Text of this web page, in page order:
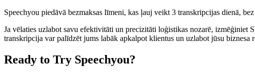
Speechyou piedāvā bezmaksas līmeni, kas ļauj veikt 3 transkripcijas dienā,
Ja vēlaties uzlabot savu efektivitāti un precizitāti loģistikas nozarē, izmēģiniet
transkripcija var palīdzēt jums labāk apkalpot klientus un uzlabot jūsu biznesa
Ready to Try Speechyou?